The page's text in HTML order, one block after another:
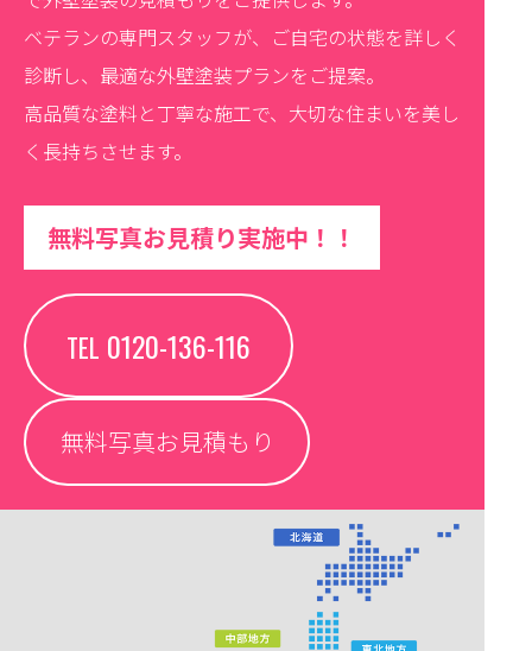
ベテランの専門スタッフが、ご自宅の状態を詳しく
診断し、最適な外壁塗装プランをご提案。
高品質な塗料と丁寧な施工で、大切な住まいを美し
く長持ちさせます。
無料写真お見積り実施中！！
TEL 0120-136-116
無料写真お見積もり